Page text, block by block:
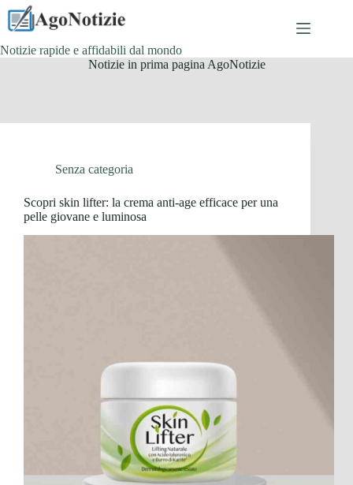
contenuto
Notizie rapide e affidabili dal mondo
Notizie in prima pagina AgoNotizie
Senza categoria
Scopri skin lifter: la crema anti-age efficace per una
pelle giovane e luminosa